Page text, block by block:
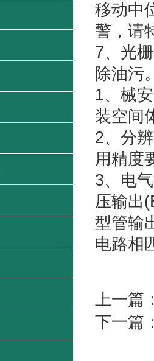
移动中
警，请
7、光
除油污
1、械
装空间
2、分
用精度
3、电
压输出
型管输
电路相
上一篇
下一篇